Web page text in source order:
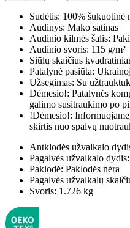
Sudėtis: 100% šukuotinė
Audinys: Mako satinas
Audinio kilmės šalis:
Audinio svoris: 115 g/m²
Siūlų skaičius
Patalynė pasiūta:
Užsegimas: Su
Dėmesio!: Patalynės
galimo susitraukimo po
!Dėmesio!:
skirtis nuo spalvų
Antklodės užvalkalo
Pagalvės užvalkalo dydis:
Paklodė: Paklodės nėra
Pagalvės užvalkalų
Svoris: 1.726 kg